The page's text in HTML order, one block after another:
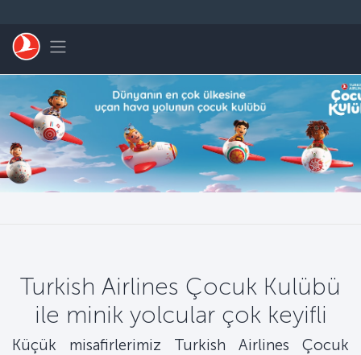
Toggle navigation
Turkish Airlines Çocuk Kulübü
ile minik yolcular çok keyifli
Küçük misafirlerimiz Turkish Airlines Çocuk